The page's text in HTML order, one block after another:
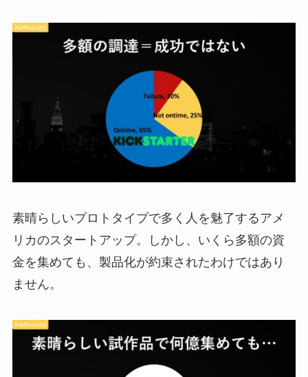
素晴らしいプロトタイプで多く人を魅了するアメ
リカのスタートアップ。しかし、いくら多額の資
金を集めても、製品化が約束されたわけではあり
ません。